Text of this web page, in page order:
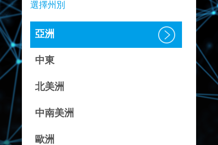
選擇州別
亞洲
中東
北美洲
中南美洲
歐洲